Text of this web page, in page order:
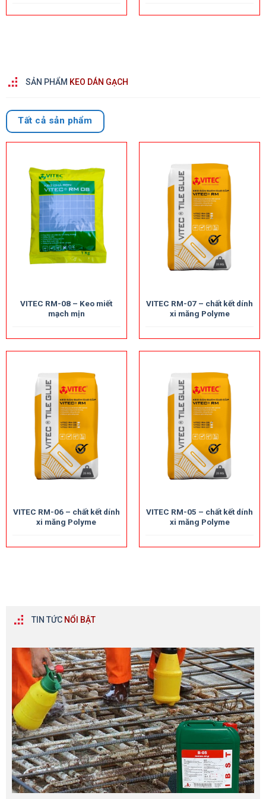
SẢN PHẨM KEO DÁN GẠCH
Tất cả sản phẩm
VITEC RM-08 – Keo miết
mạch mịn
VITEC RM-07 – chất kết dính
xi măng Polyme
VITEC RM-06 – chất kết dính
xi măng Polyme
VITEC RM-05 – chất kết dính
xi măng Polyme
TIN TỨC NỔI BẬT